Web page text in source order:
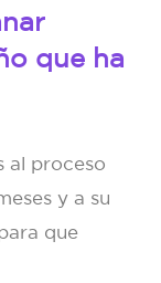
que ha
al proceso
y a su
que